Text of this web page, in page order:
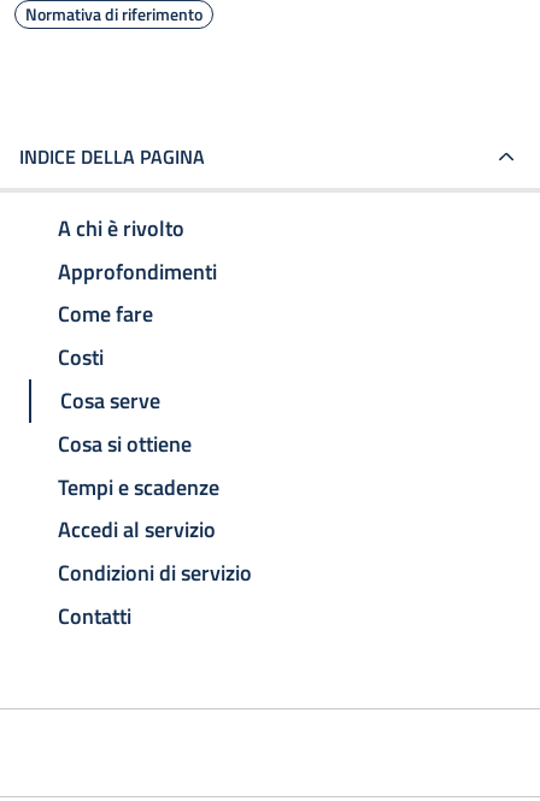
Normativa di riferimento
INDICE DELLA PAGINA
A chi è rivolto
Approfondimenti
Come fare
Costi
Cosa serve
Cosa si ottiene
Tempi e scadenze
Accedi al servizio
Condizioni di servizio
Contatti